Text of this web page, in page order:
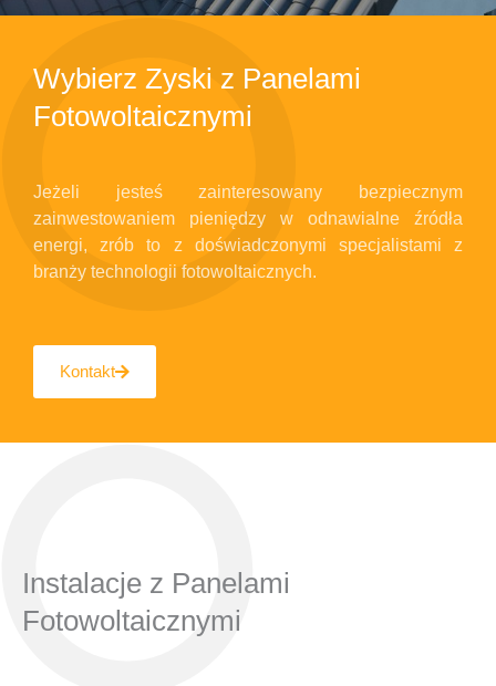
Wybierz Zyski z Panelami
Fotowoltaicznymi
Jeżeli jesteś zainteresowany bezpiecznym
zainwestowaniem pieniędzy w odnawialne źródła
energi, zrób to z doświadczonymi specjalistami z
branży technologii fotowoltaicznych.
Kontakt
Instalacje z Panelami
Fotowoltaicznymi